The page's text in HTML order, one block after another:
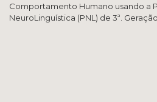
Comportamento Humano usando a
NeuroLinguística (PNL) de 3ª. Geração